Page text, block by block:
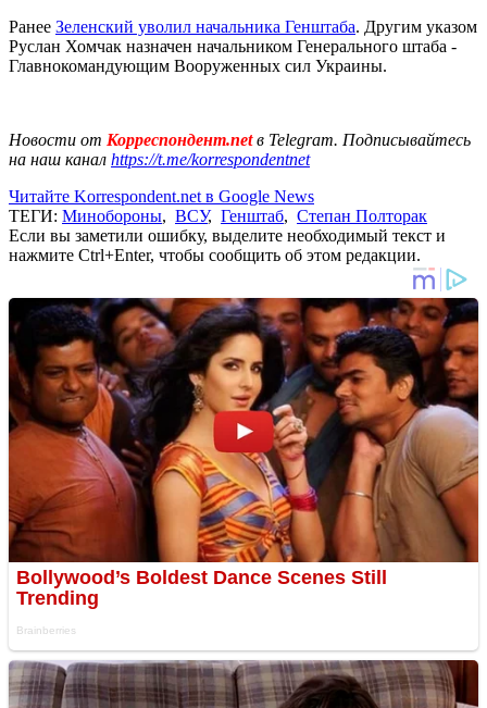
Ранее Зеленский уволил начальника Генштаба. Другим указом
Руслан Хомчак назначен начальником Генерального штаба -
Главнокомандующим Вооруженных сил Украины.
Новости от Корреспондент.netв Telegram. Подписывайтесь
на наш канал https://t.me/korrespondentnet
Читайте Korrespondent.net в Google News
ТЕГИ: Минобороны, ВСУ, Генштаб, Степан Полторак
Если вы заметили ошибку, выделите необходимый текст и
нажмите Ctrl+Enter, чтобы сообщить об этом редакции.